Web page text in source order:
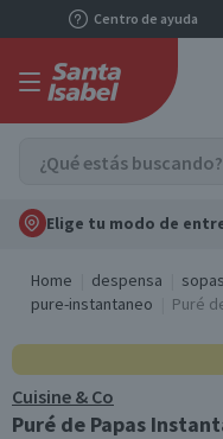
Centro de ayuda
Elige tu modo de
Home despensa
pure-instantaneo
Puré
Cuisine & Co
Puré de Papas